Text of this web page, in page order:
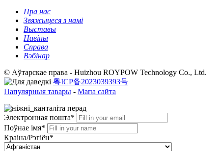
Пра нас
Звяжыцеся з намі
Выставы
Навіны
Справа
Вэбінар
© Аўтарскае права - Huizhou ROYPOW Technology Co., Ltd.
粤ICP备2023039393号
Папулярныя тавары - Мапа сайта
Электронная пошта*
Поўнае імя*
Краіна/Рэгіён*